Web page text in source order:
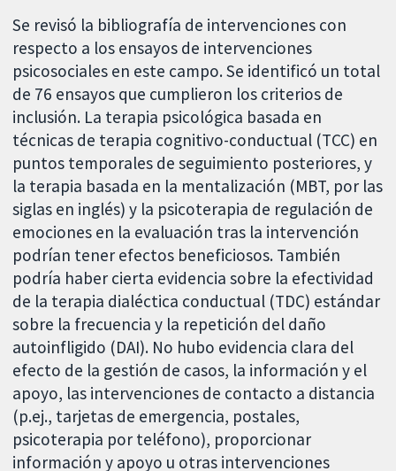
Se revisó la bibliografía de intervenciones con
respecto a los ensayos de intervenciones
psicosociales en este campo. Se identificó un total
de 76 ensayos que cumplieron los criterios de
inclusión. La terapia psicológica basada en
técnicas de terapia cognitivo-conductual (TCC) en
puntos temporales de seguimiento posteriores, y
la terapia basada en la mentalización (MBT, por las
siglas en inglés) y la psicoterapia de regulación de
emociones en la evaluación tras la intervención
podrían tener efectos beneficiosos. También
podría haber cierta evidencia sobre la efectividad
de la terapia dialéctica conductual (TDC) estándar
sobre la frecuencia y la repetición del daño
autoinfligido (DAI). No hubo evidencia clara del
efecto de la gestión de casos, la información y el
apoyo, las intervenciones de contacto a distancia
(p.ej., tarjetas de emergencia, postales,
psicoterapia por teléfono), proporcionar
información y apoyo u otras intervenciones